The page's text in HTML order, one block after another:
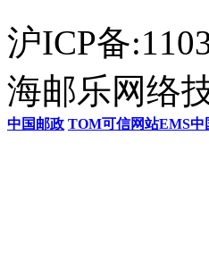
沪ICP备
海邮乐网络
中国邮政 TOM可信网站EMS中